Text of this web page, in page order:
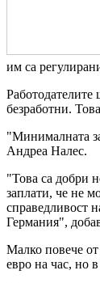
им са
Работодателите
безработни.
"Минималната
Андреа Налес.
"Това са добри
заплати, че не
справедливост
Германия",
Малко повече
евро на час, но